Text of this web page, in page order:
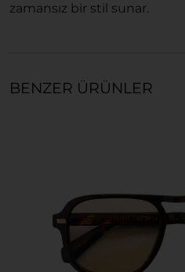
zamansız bir stil sunar.
BENZER ÜRÜNLER